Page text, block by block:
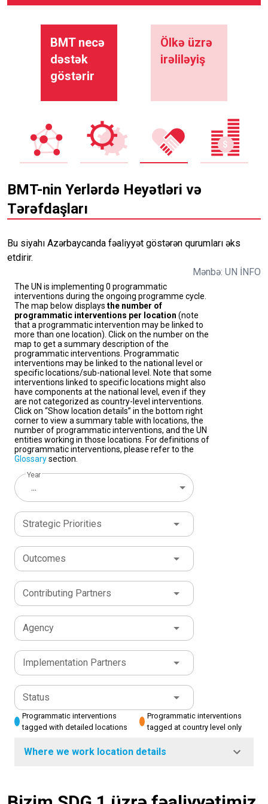
BMT necə
dəstək
göstərir
Ölkə üzrə
irəliləyiş
BMT-nin Yerlərdə Heyətləri və
Tərəfdaşları
Bu siyahı Azərbaycanda fəaliyyət göstərən qurumları əks
etdirir.
Mənbə: UN İNFO
The UN is implementing 0 programmatic
interventions during the ongoing programme cycle.
The map below displays the number of
programmatic interventions per location (note
that a programmatic intervention may be linked to
more than one location). Click on the number on the
map to get a summary description of the
programmatic interventions. Programmatic
interventions may be linked to the national level or
specific locations/sub-national level. Note that some
interventions linked to specific locations might also
have components at the national level, even if they
are not categorized as country-level interventions.
Click on “Show location details” in the bottom right
corner to view a summary table with locations, the
number of programmatic interventions, and the UN
entities working in those locations. For definitions of
programmatic interventions, please refer to the
Glossarysection.
Year
...
Strategic Priorities
Outcomes
Contributing Partners
Agency
Implementation Partners
Status
Programmatic interventions
tagged with detailed locations
Programmatic interventions
tagged at country level only
Where we work location details